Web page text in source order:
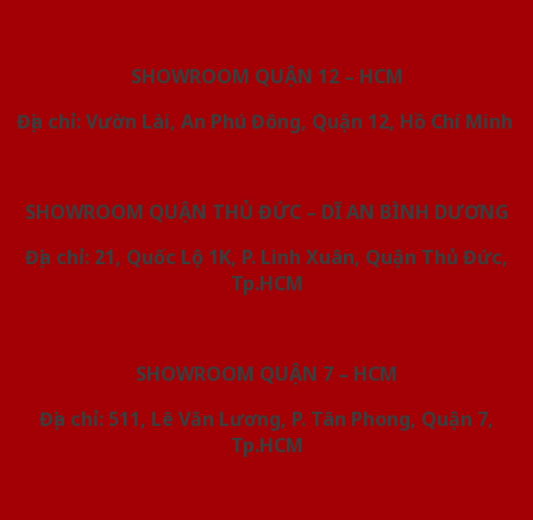
SHOWROOM QUẬN 12 – HCM
Địa chỉ: Vườn Lài, An Phú Đông, Quận 12, Hồ Chí Minh
SHOWROOM QUẬN THỦ ĐỨC – DĨ AN BÌNH DƯƠNG
Địa chỉ: 21, Quốc Lộ 1K, P. Linh Xuân, Quận Thủ Đức,
Tp.HCM
SHOWROOM QUẬN 7 – HCM
Địa chỉ: 511, Lê Văn Lương, P. Tân Phong, Quận 7,
Tp.HCM